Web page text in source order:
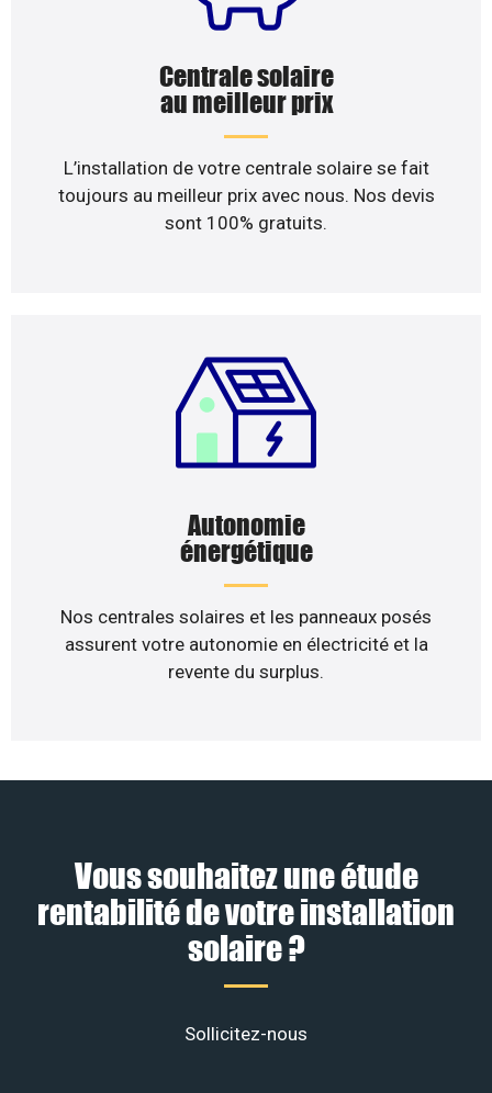
Centrale solaire
au meilleur prix
L’installation de votre centrale solaire se fait
toujours au meilleur prix avec nous. Nos devis
sont 100% gratuits.
Autonomie
énergétique
Nos centrales solaires et les panneaux posés
assurent votre autonomie en électricité et la
revente du surplus.
Vous souhaitez une étude
rentabilité de votre installation
solaire ?
Sollicitez-nous